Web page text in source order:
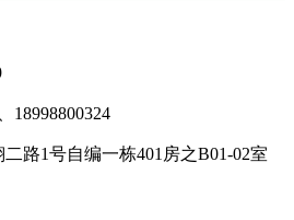
18998800324
路1号自编一栋401房之B01-02室